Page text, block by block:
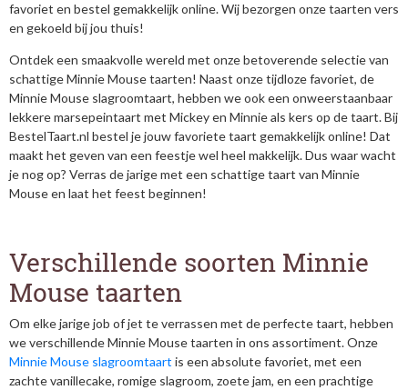
favoriet en bestel gemakkelijk online. Wij bezorgen onze taarten vers
en gekoeld bij jou thuis!
Ontdek een smaakvolle wereld met onze betoverende selectie van
schattige Minnie Mouse taarten! Naast onze tijdloze favoriet, de
Minnie Mouse slagroomtaart, hebben we ook een onweerstaanbaar
lekkere marsepeintaart met Mickey en Minnie als kers op de taart. Bij
BestelTaart.nl bestel je jouw favoriete taart gemakkelijk online! Dat
maakt het geven van een feestje wel heel makkelijk. Dus waar wacht
je nog op? Verras de jarige met een schattige taart van Minnie
Mouse en laat het feest beginnen!
Verschillende soorten Minnie
Mouse taarten
Om elke jarige job of jet te verrassen met de perfecte taart, hebben
we verschillende Minnie Mouse taarten in ons assortiment. Onze
Minnie Mouse slagroomtaart is een absolute favoriet, met een
zachte vanillecake, romige slagroom, zoete jam, en een prachtige